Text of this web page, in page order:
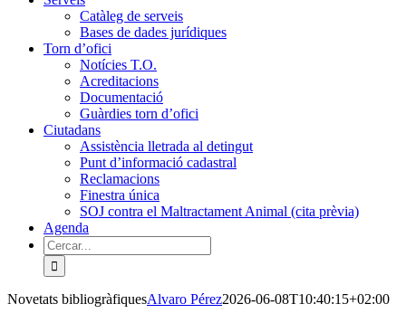
Catàleg de serveis
Bases de dades jurídiques
Torn d’ofici
Notícies T.O.
Acreditacions
Documentació
Guàrdies torn d’ofici
Ciutadans
Assistència lletrada al detingut
Punt d’informació cadastral
Reclamacions
Finestra única
SOJ contra el Maltractament Animal (cita prèvia)
Agenda
Cerca
…
Novetats bibliogràfiquesAlvaro Pérez2026-06-08T10:40:15+02:00